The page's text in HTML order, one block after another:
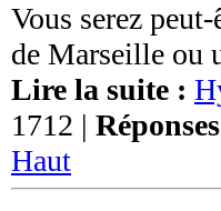
Vous serez
de Marseille ou
Lire la suite :
1712 |
Haut